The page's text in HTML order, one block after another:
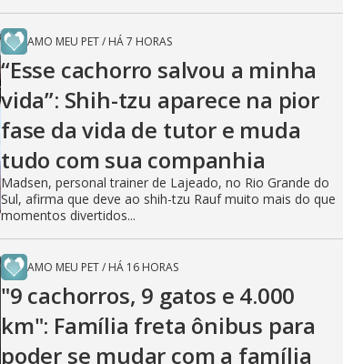
AMO MEU PET/ HÁ 7 HORAS
“Esse cachorro salvou a minha
vida”: Shih-tzu aparece na pior
fase da vida de tutor e muda
tudo com sua companhia
Madsen, personal trainer de Lajeado, no Rio Grande do
Sul, afirma que deve ao shih-tzu Rauf muito mais do que
momentos divertidos...
AMO MEU PET/ HÁ 16 HORAS
"9 cachorros, 9 gatos e 4.000
km": Família freta ônibus para
poder se mudar com a família